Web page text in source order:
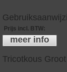
Prijs incl. BTW:
meer info
Tricotkous Groot